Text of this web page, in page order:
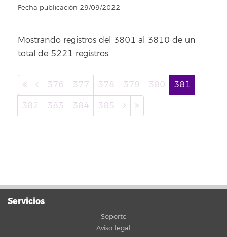
Fecha publicación 29/09/2022
Mostrando registros del 3801 al 3810 de un
total de 5221 registros
376 377 378 379 380 381
382 383 384 385
Servicios
Soporte
Aviso legal